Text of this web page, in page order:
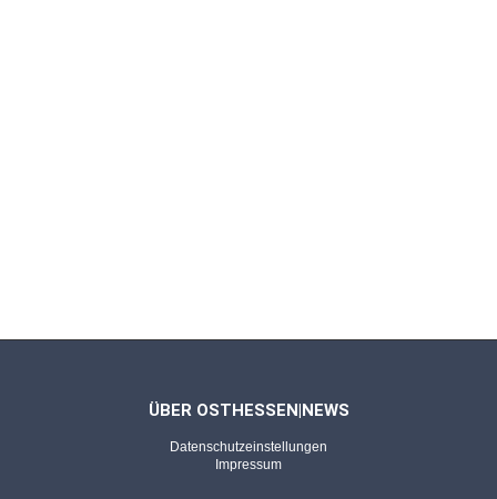
ÜBER OSTHESSEN|NEWS
Datenschutzeinstellungen
Impressum